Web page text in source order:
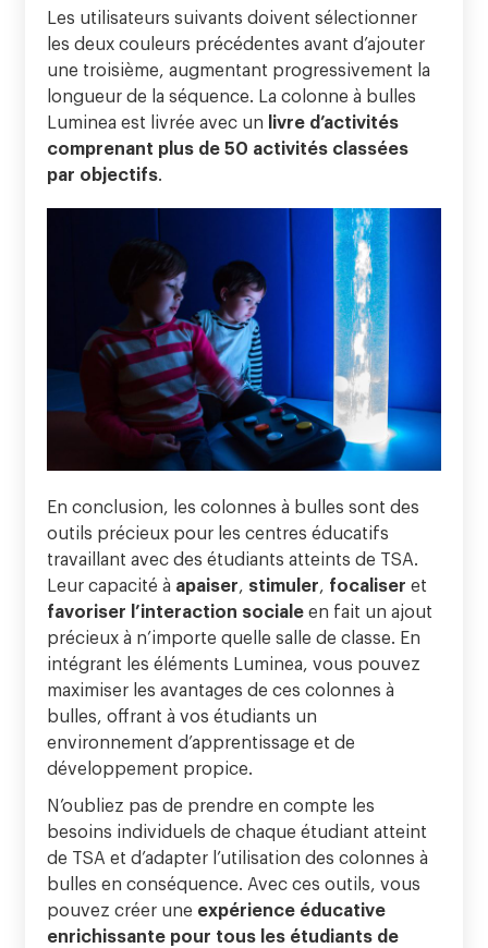
Les utilisateurs suivants doivent sélectionner
les deux couleurs précédentes avant d’ajouter
une troisième, augmentant progressivement la
longueur de la séquence. La colonne à bulles
Luminea est livrée avec un livre d’activités
comprenant plus de 50 activités classées
par objectifs.
En conclusion, les colonnes à bulles sont des
outils précieux pour les centres éducatifs
travaillant avec des étudiants atteints de TSA.
Leur capacité à apaiser, stimuler, focaliser et
favoriser l’interaction socialeen fait un ajout
précieux à n’importe quelle salle de classe. En
intégrant les éléments Luminea, vous pouvez
maximiser les avantages de ces colonnes à
bulles, offrant à vos étudiants un
environnement d’apprentissage et de
développement propice.
N’oubliez pas de prendre en compte les
besoins individuels de chaque étudiant atteint
de TSA et d’adapter l’utilisation des colonnes à
bulles en conséquence. Avec ces outils, vous
pouvez créer une expérience éducative
enrichissante pour tous les étudiants de